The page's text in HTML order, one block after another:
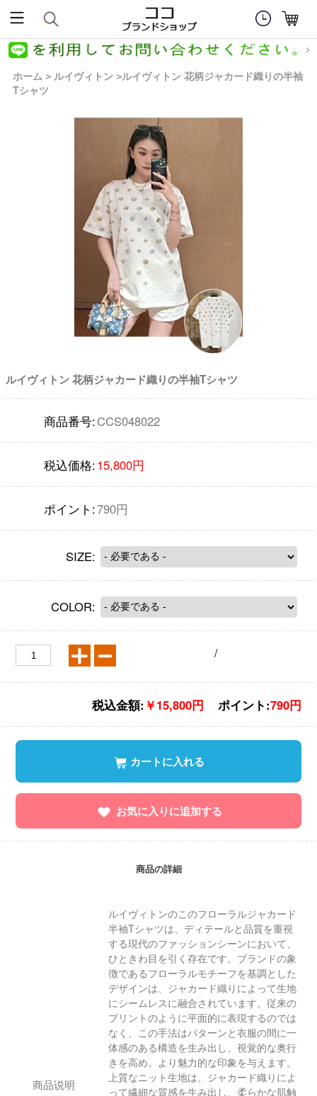
ホーム > ルイヴィトン >ルイヴィトン 花柄ジャカード織りの半袖
Tシャツ
ルイヴィトン 花柄ジャカード織りの半袖Tシャツ
商品番号:CCS048022
税込価格:15,800円
ポイント:790円
SIZE:
COLOR:
/
税込金額: ￥15,800円 ポイント:790円
カートに入れる
お気に入りに追加する
商品の詳細
商品说明
ルイヴィトンのこのフローラルジャカード
半袖Tシャツは、ディテールと品質を重視
する現代のファッションシーンにおいて、
ひときわ目を引く存在です。ブランドの象
徴であるフローラルモチーフを基調とした
デザインは、ジャカード織りによって生地
にシームレスに融合されています。従来の
プリントのように平面的に表現するのでは
なく、この手法はパターンと衣服の間に一
体感のある構造を生み出し、視覚的な奥行
きを高め、より魅力的な印象を与えます。
上質なニット生地は、ジャカード織りによ
って繊細な質感を生み出し、柔らかな肌触